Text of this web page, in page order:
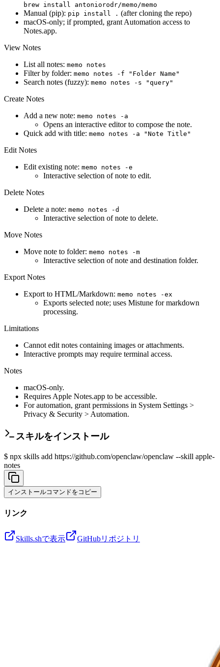
brew install antoniorodr/memo/memo
Manual (pip): pip install . (after cloning the repo)
macOS-only; if prompted, grant Automation access to
Notes.app.
View Notes
List all notes: memo notes
Filter by folder: memo notes -f "Folder Name"
Search notes (fuzzy): memo notes -s "query"
Create Notes
Add a new note: memo notes -a
Opens an interactive editor to compose the note.
Quick add with title: memo notes -a "Note Title"
Edit Notes
Edit existing note: memo notes -e
Interactive selection of note to edit.
Delete Notes
Delete a note: memo notes -d
Interactive selection of note to delete.
Move Notes
Move note to folder: memo notes -m
Interactive selection of note and destination folder.
Export Notes
Export to HTML/Markdown: memo notes -ex
Exports selected note; uses Mistune for markdown
processing.
Limitations
Cannot edit notes containing images or attachments.
Interactive prompts may require terminal access.
Notes
macOS-only.
Requires Apple Notes.app to be accessible.
For automation, grant permissions in System Settings >
Privacy & Security > Automation.
スキルをインストール
$ npx skills add https://github.com/openclaw/openclaw --skill apple-
notes
インストールコマンドをコピー
リンク
Skills.shで表示 GitHubリポジトリ